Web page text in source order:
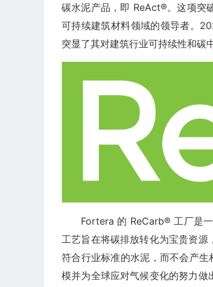
碳水泥产品，即 ReAct®。这项突
可持续建筑材料领域的领导者。
突显了其对建筑行业可持续性和碳
Fortera 的 ReCarb® 工厂是
工艺旨在将碳排放转化为宝贵资
符合行业标准的水泥，而不会产
模并为全球应对气候变化的努力